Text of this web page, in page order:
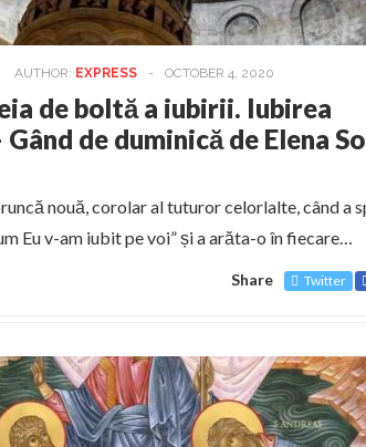
AUTHOR: EXPRESS - OCTOBER 4, 2020
de boltă a iubirii. Iubirea
de duminică de Elena
nouă, corolar al tuturor celorlalte, când a
Eu v-am iubit pe voi” și a arăta-o în fiecare…
Share Twitter